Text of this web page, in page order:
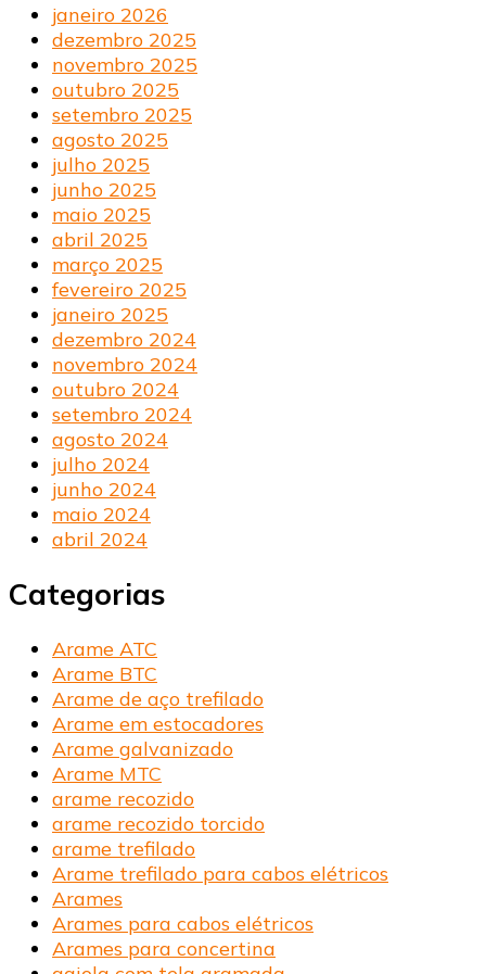
janeiro 2026
dezembro 2025
novembro 2025
outubro 2025
setembro 2025
agosto 2025
julho 2025
junho 2025
maio 2025
abril 2025
março 2025
fevereiro 2025
janeiro 2025
dezembro 2024
novembro 2024
outubro 2024
setembro 2024
agosto 2024
julho 2024
junho 2024
maio 2024
abril 2024
Categorias
Arame ATC
Arame BTC
Arame de aço trefilado
Arame em estocadores
Arame galvanizado
Arame MTC
arame recozido
arame recozido torcido
arame trefilado
Arame trefilado para cabos elétricos
Arames
Arames para cabos elétricos
Arames para concertina